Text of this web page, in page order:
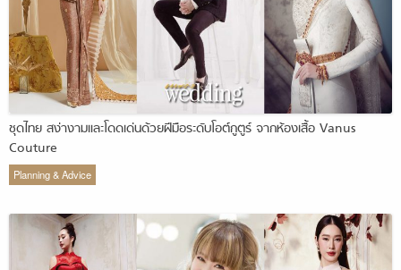
ชุดไทย สง่างามและโดดเด่นด้วยฝีมือระดับโอต์กูตูร์ จากห้องเสื้อ Vanus
Couture
Planning & Advice